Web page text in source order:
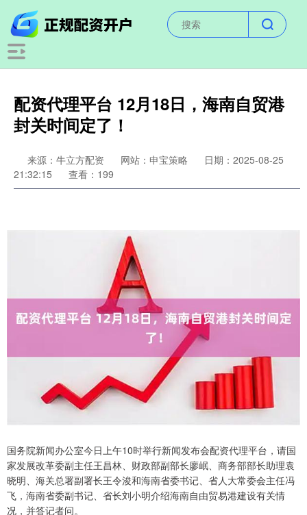
配资代理平台 12月18日，海南自贸港
封关时间定了！
来源：牛立方配资 网站：申宝策略
日期：2025-08-25
21:32:15
查看：199
国务院新闻办公室今日上午10时举行新闻发布会配资代理平台，请国
家发展改革委副主任王昌林、财政部副部长廖岷、商务部部长助理袁
晓明、海关总署副署长王令浚和海南省委书记、省人大常委会主任冯
飞，海南省委副书记、省长刘小明介绍海南自由贸易港建设有关情
况，并答记者问。